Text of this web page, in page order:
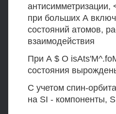
антисимметризации,
при больших А
состояний атомов,
взаимодействия
При А $ О
состояния
С учетом спин-
на SI - компоненты,